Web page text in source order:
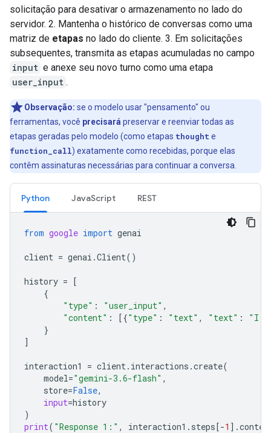
solicitação para desativar o armazenamento no lado do
servidor. 2. Mantenha o histórico de conversas como uma
matriz de etapas no lado do cliente. 3. Em solicitações
subsequentes, transmita as etapas acumuladas no campo
input e anexe seu novo turno como uma etapa
user_input .
Observação: se o modelo usar "pensamento" ou
ferramentas, você precisará preservar e reenviar todas as
etapas geradas pelo modelo (como etapas thought e
function_call) exatamente como recebidas, porque elas
contêm assinaturas necessárias para continuar a conversa.
Python JavaScript REST
from google import genai
client = genai .Client()
history = [
{
"type" : "user_input" ,
"content" : [{"type" : "text" , "text" :
"I
}
]
interaction1 = client. interactions .create(
model="gemini-3.6-flash" ,
store=False,
input=history
)
print( "Response 1:" , interaction1 . steps[-1 ] .